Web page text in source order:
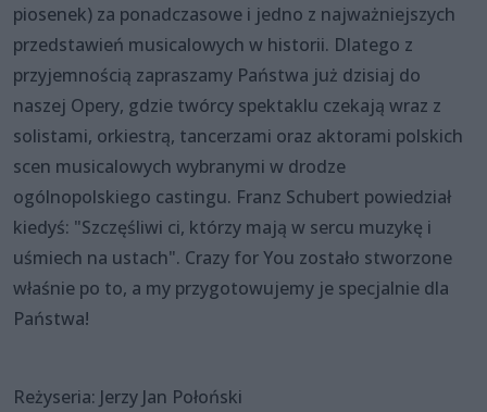
piosenek) za ponadczasowe i jedno z najważniejszych
przedstawień musicalowych w historii. Dlatego z
przyjemnością zapraszamy Państwa już dzisiaj do
naszej Opery, gdzie twórcy spektaklu czekają wraz z
solistami, orkiestrą, tancerzami oraz aktorami polskich
scen musicalowych wybranymi w drodze
ogólnopolskiego castingu. Franz Schubert powiedział
kiedyś: "Szczęśliwi ci, którzy mają w sercu muzykę i
uśmiech na ustach". Crazy for You zostało stworzone
właśnie po to, a my przygotowujemy je specjalnie dla
Państwa!
Reżyseria: Jerzy Jan Połoński